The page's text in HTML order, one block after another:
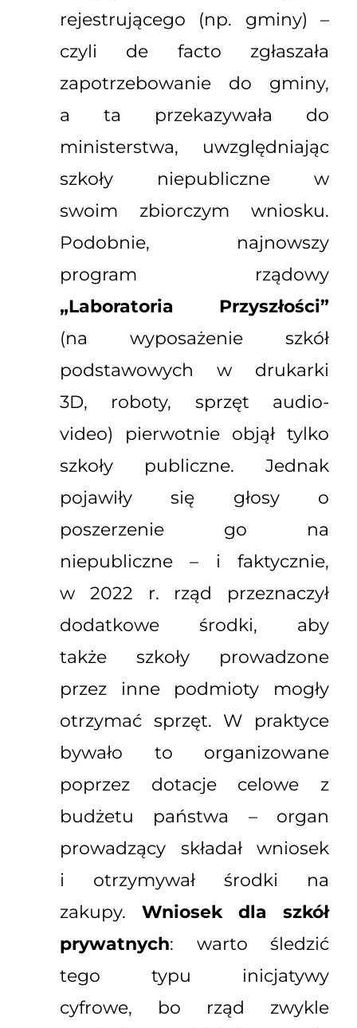
rejestrującego (np. gminy) –
czyli de facto zgłaszała
zapotrzebowanie do gminy,
a ta przekazywała do
ministerstwa, uwzględniając
szkoły niepubliczne w
swoim zbiorczym wniosku.
Podobnie, najnowszy
program rządowy
„Laboratoria Przyszłości”
(na wyposażenie szkół
podstawowych w drukarki
3D, roboty, sprzęt audio-
video) pierwotnie objął tylko
szkoły publiczne. Jednak
pojawiły się głosy o
poszerzenie go na
niepubliczne – i faktycznie,
w 2022 r. rząd przeznaczył
dodatkowe środki, aby
także szkoły prowadzone
przez inne podmioty mogły
otrzymać sprzęt. W praktyce
bywało to organizowane
poprzez dotacje celowe z
budżetu państwa – organ
prowadzący składał wniosek
i otrzymywał środki na
zakupy. Wniosek dla szkół
prywatnych: warto śledzić
tego typu inicjatywy
cyfrowe, bo rząd zwykle